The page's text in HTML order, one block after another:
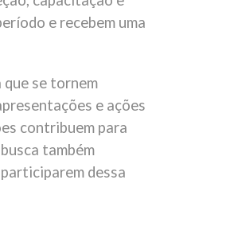
e recebem uma
que se tornem
e ações
contribuem para
também
dessa